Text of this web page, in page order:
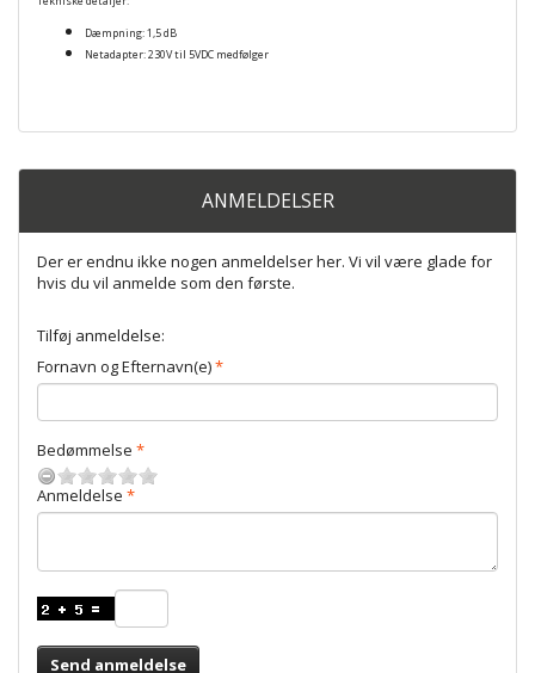
Dæmpning: 1,5 dB
Netadapter: 230V til 5VDC medfølger
ANMELDELSER
Der er endnu ikke nogen anmeldelser her. Vi vil være glade for
hvis du vil anmelde som den første.
Tilføj anmeldelse:
Fornavn og Efternavn(e)
Bedømmelse
Anmeldelse
Send anmeldelse